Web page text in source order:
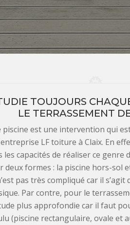
TOUJOURS
LE TERRASSEMENT
piscine est une intervention qui
LF toiture à Claix. En
capacités de réaliser ce genre
deux formes : la piscine hors-sol
pas très compliqué car il
Par contre, pour le
plus approfondie car il faut
(piscine rectangulaire, ovale et